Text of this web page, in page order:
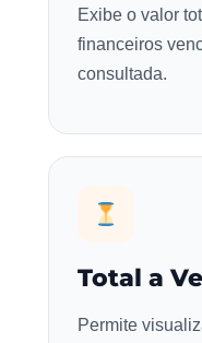
Exibe o valor
financeiros
consultada.
Total a
Permite